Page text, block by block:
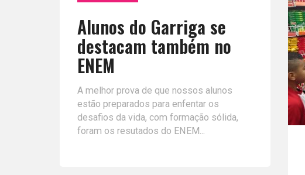
Alunos do Garriga se
destacam também no
ENEM
A melhor prova de que nossos alunos
estão preparados para enfentar os
desafios da vida, com formação sólida,
foram os resutados do ENEM...